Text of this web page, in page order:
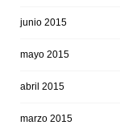
junio 2015
mayo 2015
abril 2015
marzo 2015